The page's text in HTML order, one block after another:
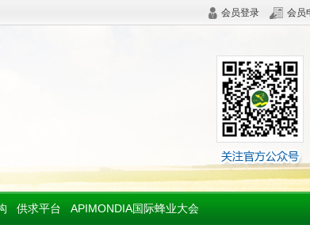
会员登录 会员
供求平台 APIMONDIA国际蜂业大会